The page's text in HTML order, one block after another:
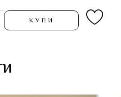
КУПИ